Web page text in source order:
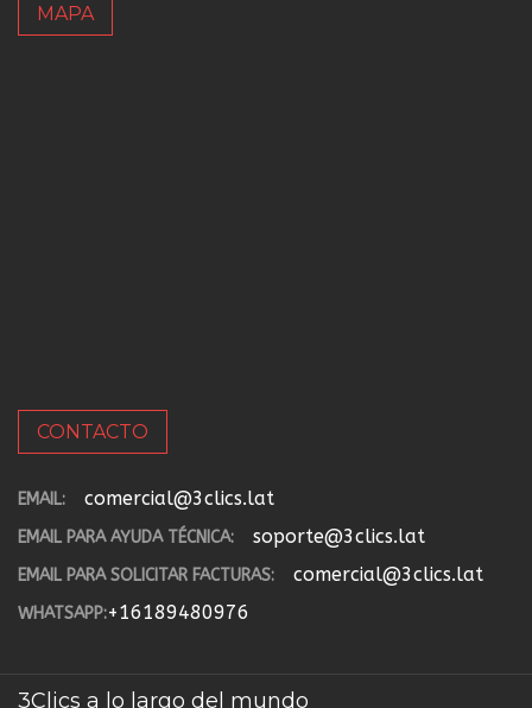
MAPA
CONTACTO
EMAIL: comercial@3clics.lat
EMAIL PARA AYUDA TÉCNICA: soporte@3clics.lat
EMAIL PARA SOLICITAR FACTURAS: comercial@3clics.lat
WHATSAPP:+16189480976
3Clics a lo largo del mundo